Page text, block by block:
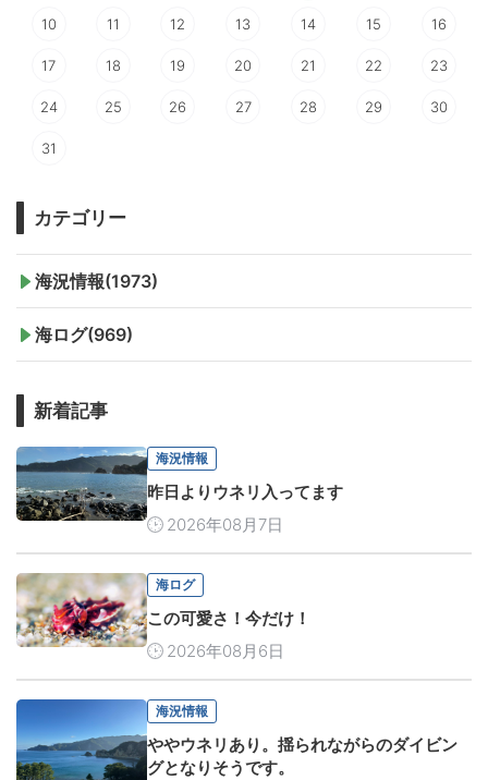
10 11 12 13 14 15 16
17 18 19 20 21 22 23
24 25 26 27 28 29 30
31
カテゴリー
海況情報(1973)
海ログ(969)
新着記事
海況情報
昨日よりウネリ入ってます
2026年08月7日
海ログ
この可愛さ！今だけ！
2026年08月6日
海況情報
ややウネリあり。揺られながらのダイビン
グとなりそうです。